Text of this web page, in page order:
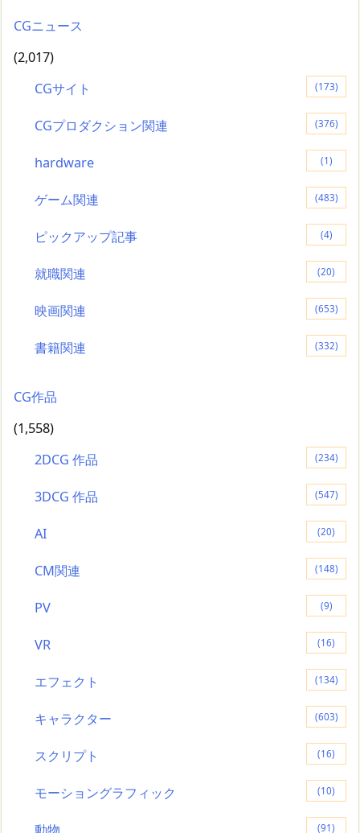
CGニュース
(2,017)
CGサイト
(173)
CGプロダクション関連 (376)
hardware (1)
ゲーム関連 (483)
ピックアップ記事 (4)
就職関連 (20)
映画関連 (653)
書籍関連 (332)
CG作品
(1,558)
2DCG 作品
(234)
3DCG 作品 (547)
AI (20)
CM関連 (148)
PV (9)
VR (16)
エフェクト (134)
キャラクター (603)
スクリプト (16)
モーショングラフィック (10)
(91)